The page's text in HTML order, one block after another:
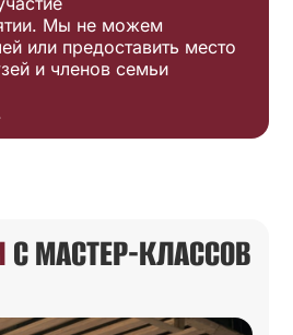
Мы не можем
или предоставить место
и членов семьи
С МАСТЕР-КЛАССОВ